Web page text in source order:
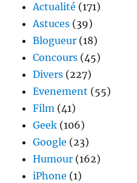
Actualité (171)
Astuces (39)
Blogueur (18)
Concours (45)
Divers (227)
Evenement (55)
Film (41)
Geek (106)
Google (23)
Humour (162)
iPhone (1)